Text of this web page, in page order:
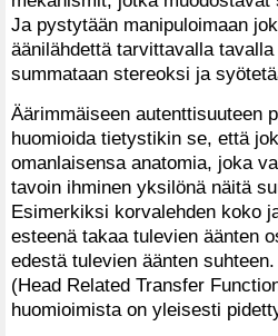
Ja pystytään manipuloimaan
äänilähdettä tarvittavalla
summataan stereoksi ja
Äärimmäiseen autenttisuuteen
huomioida tietystikin se, että
omanlaisensa anatomia, joka
tavoin ihminen yksilönä näitä
Esimerkiksi korvalehden koko
esteenä takaa tulevien äänten
edestä tulevien äänten
(Head Related Transfer
huomioimista on yleisesti